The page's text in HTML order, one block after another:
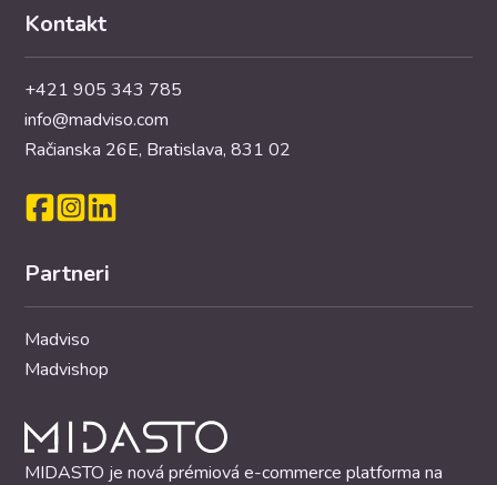
Kontakt
+421 905 343 785
info@madviso.com
Račianska 26E, Bratislava, 831 02
Partneri
Madviso
Madvishop
MIDASTO je nová prémiová e-commerce platforma na